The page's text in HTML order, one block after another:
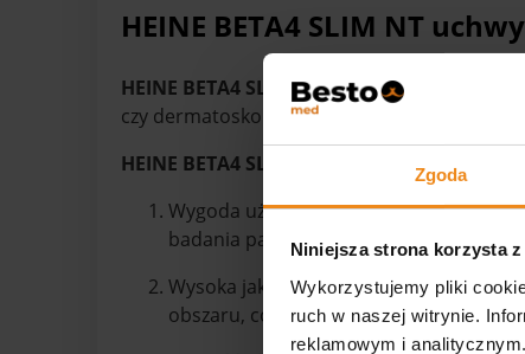
Zgoda
Niniejsza strona korzysta
Wykorzystujemy pliki
ruch w naszej witrynie.
reklamowym i
HEINE BETA4 SLIM NT
HEINE BETA4 SLIM NT uchwyt ładowalny
czy dermatoskopy. Ten uchwyt jest
HEINE BETA4 SLIM NT uchwyt ładowalny
Wygoda użytkowania: Uchwyt
badania pacjenta.
Wysoka jakość oświetlenia: Uchwyt
obszaru, co ułatwia diagnostykę.